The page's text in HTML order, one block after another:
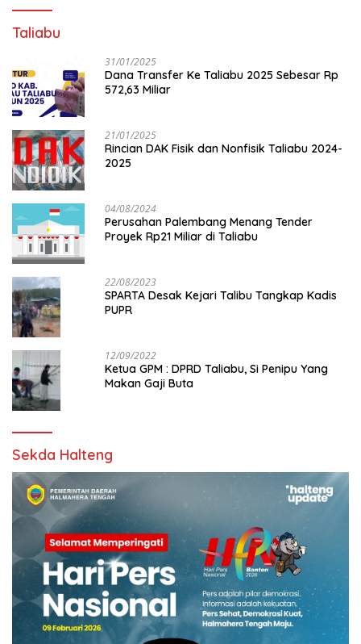
Taliabu
31/01/2025
Dana Transfer Ke Taliabu 2025 Sebesar Rp
572,63 Miliar
21/01/2025
Rincian DAK Fisik dan Nonfisik Taliabu 2024-
2025
04/08/2024
Perusahan Palembang Menang Tender
Proyek Rp21 Miliar di Taliabu
22/08/2023
SPARTA Desak Kejari Talibu Tangkap Kadis
PUPR
12/09/2022
Ketua GPM : DPRD Taliabu, Si Penipu Yang
Makan Gaji Buta
Sekda Halteng